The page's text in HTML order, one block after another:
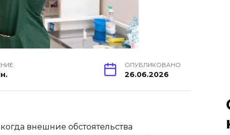
ОПУБЛИКОВАНО
26.06.2026
внешние обстоятельства